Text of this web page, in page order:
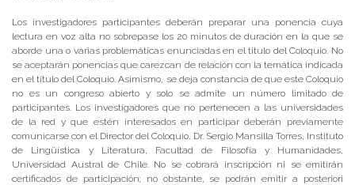
Los investigadores participantes deberán preparar una ponencia cuya
lectura en voz alta no sobrepase los 20 minutos de duración en la que se
aborde una o varias problemáticas enunciadas en el título del Coloquio. No
se aceptarán ponencias que carezcan de relación con la temática indicada
en el título del Coloquio. Asimismo, se deja constancia de que este Coloquio
no es un congreso abierto y solo se admite un número limitado de
participantes. Los investigadores que no pertenecen a las universidades
de la red y que estén interesados en participar deberán previamente
comunicarse con el Director del Coloquio, Dr. Sergio Mansilla Torres, Instituto
de Lingüística y Literatura, Facultad de Filosofía y Humanidades,
Universidad Austral de Chile. No se cobrará inscripción ni se emitirán
certificados de participación; no obstante, se podrán emitir a posteriori